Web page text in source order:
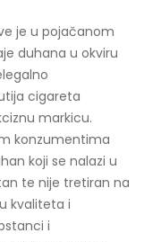
je u pojačanom
duhana u okviru
cigareta
markicu.
konzumentima
koji se nalazi u
te nije tretiran na
kvaliteta i
i